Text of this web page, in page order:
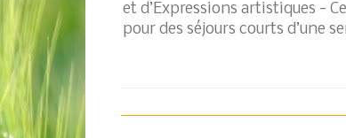
et d’Expressions artistiques -
pour des séjours courts d’une